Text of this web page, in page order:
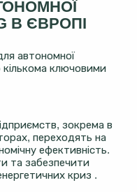
В ЄВРОПІ
автономної
кількома ключовими
зокрема в
переходять на
ефективність.
та забезпечити
криз .